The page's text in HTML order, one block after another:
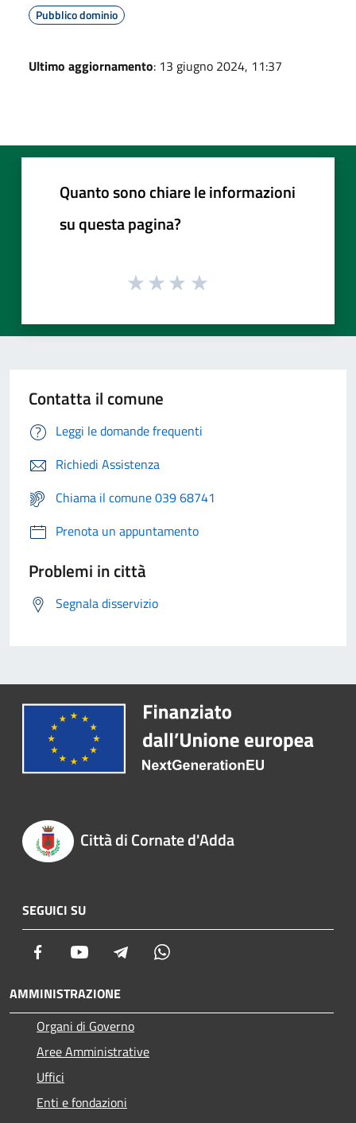
Pubblico dominio
Ultimo aggiornamento: 13 giugno 2024, 11:37
Quanto sono chiare le informazioni
su questa pagina?
Contatta il comune
Leggi le domande frequenti
Richiedi Assistenza
Chiama il comune 039 68741
Prenota un appuntamento
Problemi in città
Segnala disservizio
Città di Cornate d'Adda
SEGUICI SU
Facebook Youtube Telegram
AMMINISTRAZIONE
Organi di Governo
Aree Amministrative
Uffici
Enti e fondazioni